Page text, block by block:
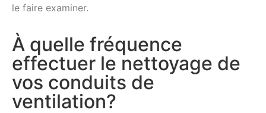
le faire examiner.
À quelle fréquence
effectuer le nettoyage de
vos conduits de
ventilation?